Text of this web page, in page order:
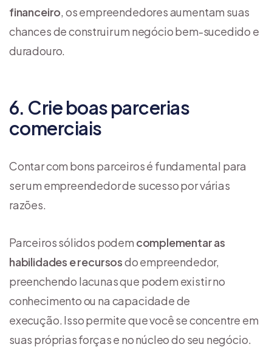
financeiro, os empreendedores aumentam suas
chances de construir um negócio bem-sucedido e
duradouro.
6. Crie boas parcerias
comerciais
Contar com bons parceiros é fundamental para
ser um empreendedor de sucesso por várias
razões.
Parceiros sólidos podem complementar as
habilidades e recursosdo empreendedor,
preenchendo lacunas que podem existir no
conhecimento ou na capacidade de
execução. Isso permite que você se concentre em
suas próprias forças e no núcleo do seu negócio.